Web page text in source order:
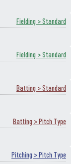
Fielding > Standard
Fielding > Standard
Batting > Standard
Batting > Pitch Type
Pitching > Pitch Type